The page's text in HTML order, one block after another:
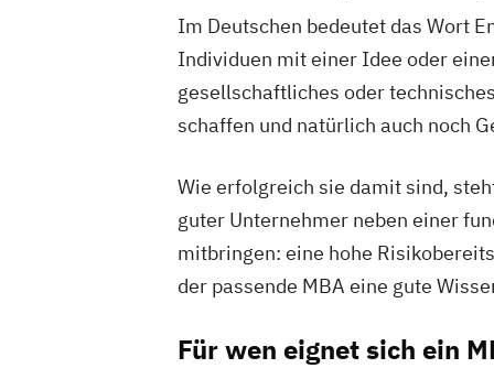
Im Deutschen bedeutet das Wort
Individuen mit einer Idee oder
gesellschaftliches oder
schaffen und natürlich auch noch
Wie erfolgreich sie damit sind,
guter Unternehmer neben einer
mitbringen: eine hohe
der passende MBA eine gute
Für wen eignet sich ein